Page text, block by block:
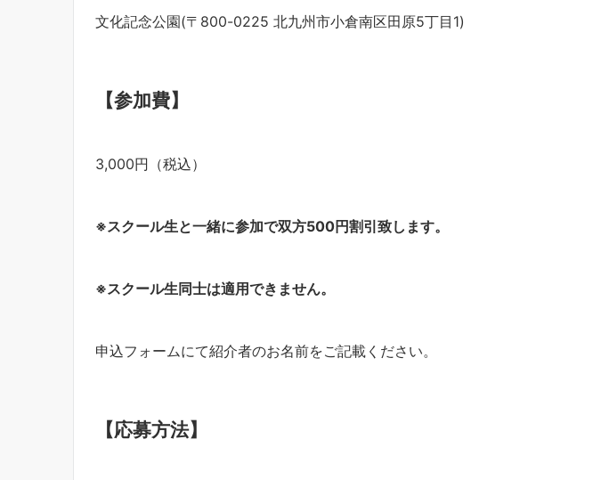
文化記念公園(〒800-0225 北九州市小倉南区田原5丁目1)
【参加費】
3,000円（税込）
※スクール生と一緒に参加で双方500円割引致します。
※スクール生同士は適用できません。
申込フォームにて紹介者のお名前をご記載ください。
【応募方法】